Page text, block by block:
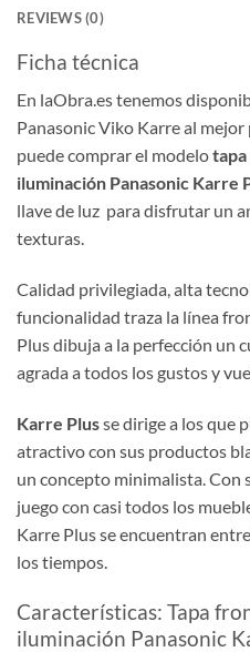
REVIEWS (0)
Ficha técnica
En laObra.es tenemos
Panasonic Viko Karre al
puede comprar el modelo
iluminación Panasonic Karre
llave de luz para disfrutar un
texturas.
Calidad privilegiada, alta
funcionalidad traza la línea
Plus dibuja a la perfección un
agrada a todos los gustos y
Karre Plusse dirige a los que
atractivo con sus productos
un concepto minimalista. Con
juego con casi todos los
Karre Plus se encuentran
los tiempos.
Características: Tapa
iluminación Panasonic